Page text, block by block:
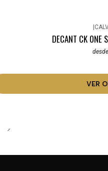
DECANT CK ONE
desde
VER